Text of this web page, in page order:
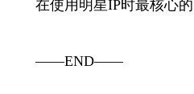
在使用明星IP时最核心的
——END——